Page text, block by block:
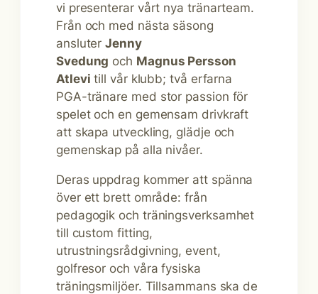
vi presenterar vårt nya tränarteam.
Från och med nästa säsong
ansluterJenny
Svedung och Magnus Persson
Atlevi till vår klubb; två erfarna
PGA-tränare med stor passion för
spelet och en gemensam drivkraft
att skapa utveckling, glädje och
gemenskap på alla nivåer.
Deras uppdrag kommer att spänna
över ett brett område: från
pedagogik och träningsverksamhet
till custom fitting,
utrustningsrådgivning, event,
golfresor och våra fysiska
träningsmiljöer. Tillsammans ska de